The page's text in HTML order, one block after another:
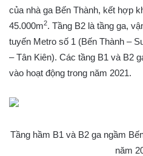
của nhà ga Bến Thành, kết hợp
45.000m2. Tầng B2 là tầng ga,
tuyến Metro số 1 (Bến Thành –
– Tân Kiên). Các tầng B1 và B2
vào hoạt động trong năm 2021.
Tầng hầm B1 và B2 ga ngầm
năm